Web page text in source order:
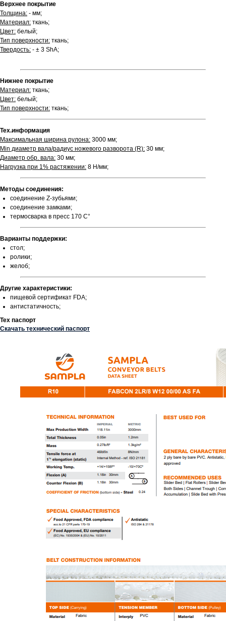
Верхнее покрытие
Толщина: - мм;
Материал: ткань;
Цвет: белый;
Тип поверхности: ткань;
Твердость: - ± 3 ShA;
Нижнее покрытие
Материал: ткань;
Цвет: белый;
Тип поверхности: ткань;
Тех.информация
Максимальная ширина рулона: 3000 мм;
Min диаметр вала/радиус ножевого разворота (R): 30 мм;
Диаметр обр. вала: 30 мм;
Нагрузка при 1% растяжении: 8 Н/мм;
Методы соединения:
соединение Z-зубьями;
соединение замками;
термосварка в пресс 170 С°
Варианты поддержки:
стол;
ролики;
желоб;
Другие характеристики:
пищевой сертификат FDA;
антистатичность;
Тех паспорт
Скачать технический паспорт